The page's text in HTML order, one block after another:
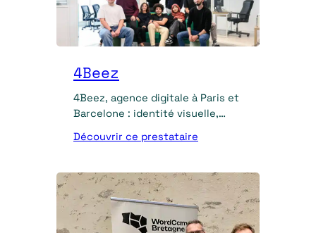
4Beez
4Beez, agence digitale à Paris et
Barcelone : identité visuelle,
webdesign, SEO et e-commerce.
Découvrir ce prestataire